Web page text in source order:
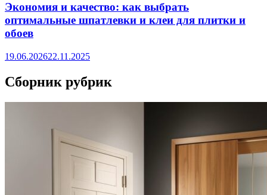
Экономия и качество: как выбрать
оптимальные шпатлевки и клеи для плитки и
обоев
19.06.202622.11.2025
Сборник рубрик